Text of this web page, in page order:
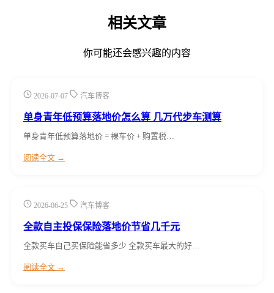
相关文章
你可能还会感兴趣的内容
2026-07-07 汽车博客
单身青年低预算落地价怎么算 几万代步车测算
单身青年低预算落地价 = 裸车价 + 购置税…
阅读全文 →
2026-06-25 汽车博客
全款自主投保保险落地价节省几千元
全款买车自己买保险能省多少 全款买车最大的好…
阅读全文 →